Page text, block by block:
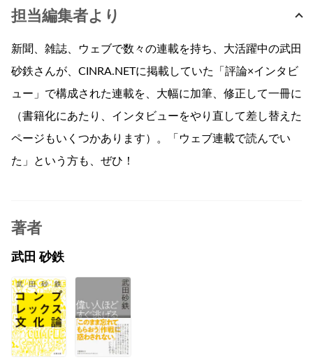
担当編集者より
新聞、雑誌、ウェブで数々の連載を持ち、大活躍中の武田
砂鉄さんが、CINRA.NETに掲載していた「評論×インタビ
ュー」で構成された連載を、大幅に加筆、修正して一冊に
（書籍化にあたり、インタビューをやり直して差し替えた
ページもいくつかあります）。「ウェブ連載で読んでい
た」という方も、ぜひ！
著者
武田 砂鉄